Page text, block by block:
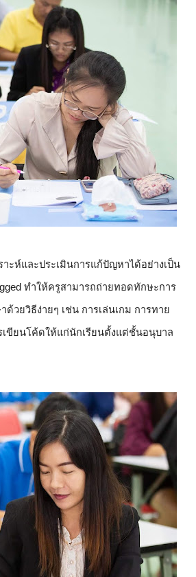
ะห์และประเมินการแก้ปัญหาได้อย่างเป็น
ทำให้ครูสามารถถ่ายทอดทักษะการ
ยวิธีง่ายๆ เช่น การเล่นเกม การทาย
ขียนโค้ดให้แก่นักเรียนตั้งแต่ชั้นอนุบาล